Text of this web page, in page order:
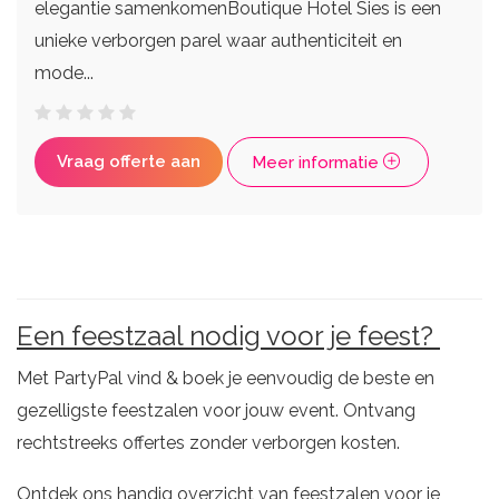
elegantie samenkomenBoutique Hotel Sies is een
unieke verborgen parel waar authenticiteit en
mode...
Vraag offerte aan Meer informatie
Een feestzaal nodig voor je feest?
Met PartyPal vind & boek je eenvoudig de beste en
gezelligste feestzalen voor jouw event. Ontvang
rechtstreeks offertes zonder verborgen kosten.
Ontdek ons handig overzicht van feestzalen voor je